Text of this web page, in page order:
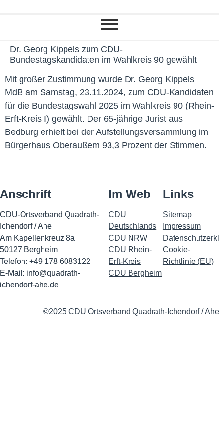
Dr. Georg Kippels zum CDU-
Bundestagskandidaten im Wahlkreis 90 gewählt
Mit großer Zustimmung wurde Dr. Georg Kippels
MdB am Samstag, 23.11.2024, zum CDU-Kandidaten
für die Bundestagswahl 2025 im Wahlkreis 90 (Rhein-
Erft-Kreis I) gewählt. Der 65-jährige Jurist aus
Bedburg erhielt bei der Aufstellungsversammlung im
Bürgerhaus Oberaußem 93,3 Prozent der Stimmen.
Anschrift
CDU-Ortsverband Quadrath-
Ichendorf / Ahe
Am Kapellenkreuz 8a
50127 Bergheim
Telefon: +49 178 6083122
E-Mail: info@quadrath-
ichendorf-ahe.de
Im Web
CDU
Deutschlands
CDU NRW
CDU Rhein-
Erft-Kreis
CDU Bergheim
Links
Sitemap
Impressum
Cookie-
Richtlinie (EU)
©2025 CDU Ortsverband Quadrath-Ichendorf / Ahe